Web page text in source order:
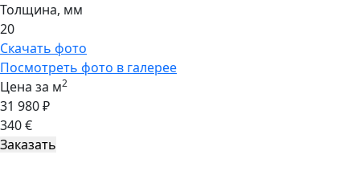
Толщина, мм
20
Скачать фото
Посмотреть фото в галерее
Цена за м2
31 980 ₽
340 €